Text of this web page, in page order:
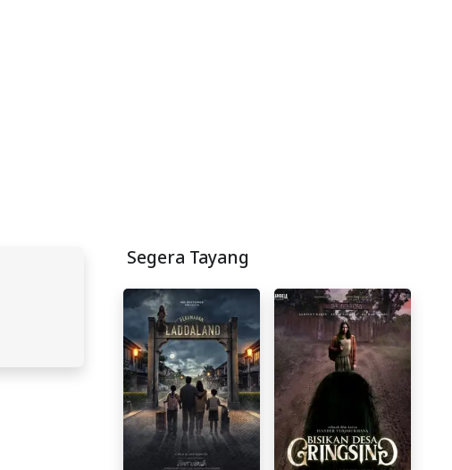
Segera Tayang